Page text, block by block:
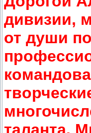
дивизии,
от души